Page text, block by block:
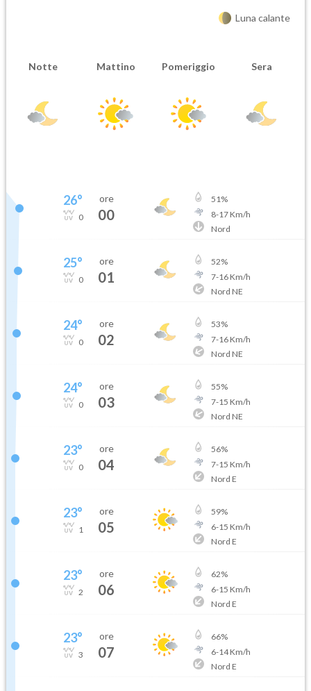
Luna calante
Notte Mattino Pomeriggio Sera
26°
0
ore
00
51%
8-17Km/h
Nord
25°
0
ore
01
52%
7-16Km/h
Nord NE
24°
0
ore
02
53%
7-16Km/h
Nord NE
24°
0
ore
03
55%
7-15 Km/h
Nord NE
23°
0
ore
04
56%
7-15 Km/h
Nord E
23°
1
ore
05
59%
6-15 Km/h
Nord E
23°
2
ore
06
62%
6-15 Km/h
Nord E
23°
3
ore
07
66%
6-14Km/h
Nord E